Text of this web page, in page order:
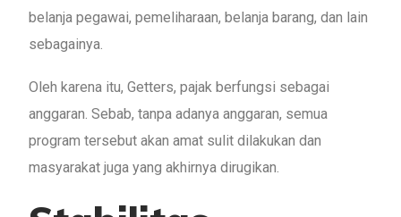
belanja pegawai, pemeliharaan, belanja barang, dan lain
sebagainya.
Oleh karena itu, Getters, pajak berfungsi sebagai
anggaran. Sebab, tanpa adanya anggaran, semua
program tersebut akan amat sulit dilakukan dan
masyarakat juga yang akhirnya dirugikan.